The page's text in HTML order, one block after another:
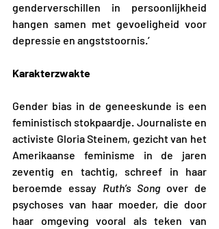
genderverschillen in persoonlijkheid
hangen samen met gevoeligheid voor
depressie en angststoornis.’
Karakterzwakte
Gender bias in de geneeskunde is een
feministisch stokpaardje. Journaliste en
activiste Gloria Steinem, gezicht van het
Amerikaanse feminisme in de jaren
zeventig en tachtig, schreef in haar
beroemde essay Ruth’s Song over de
psychoses van haar moeder, die door
haar omgeving vooral als teken van